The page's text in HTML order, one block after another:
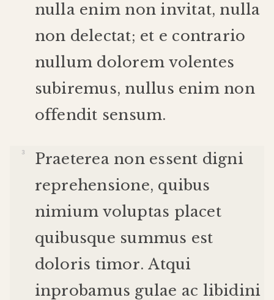
nulla enim non invitat, nulla
non delectat; et e contrario
nullum dolorem volentes
subiremus, nullus enim non
offendit sensum.
Praeterea non essent digni
reprehensione, quibus
nimium voluptas placet
quibusque summus est
doloris timor.Atqui
inprobamus gulae ac libidini